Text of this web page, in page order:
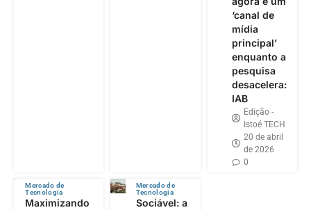
‘canal de
mídia
principal’
enquanto a
pesquisa
desacelera:
IAB
Edição -
Istoé TECH
20 de abril
de 2026
0
Mercado de
Tecnologia
Maximizando
Mercado de
Tecnologia
Sociável: a